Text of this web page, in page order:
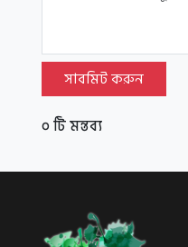
সাবমিট করুন
০ টি মন্তব্য